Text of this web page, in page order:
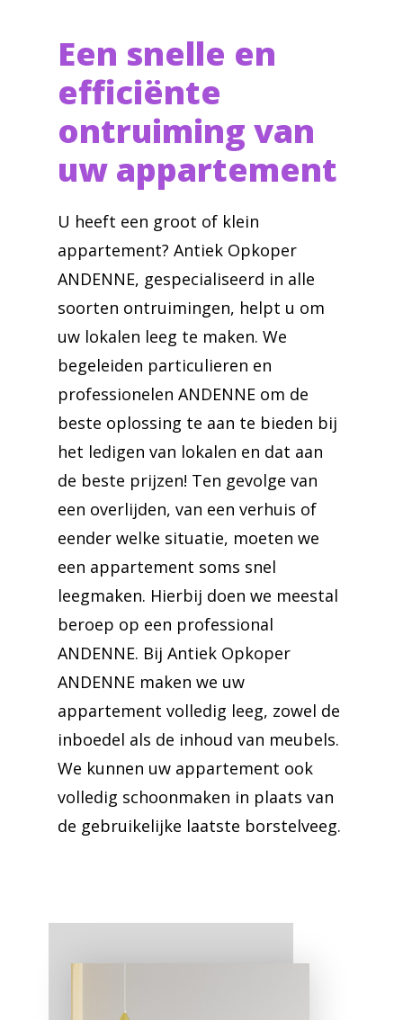
Een snelle en
efficiënte
ontruiming van
uw appartement
U heeft een groot of klein
appartement? Antiek Opkoper
ANDENNE, gespecialiseerd in alle
soorten ontruimingen, helpt u om
uw lokalen leeg te maken. We
begeleiden particulieren en
professionelen ANDENNE om de
beste oplossing te aan te bieden bij
het ledigen van lokalen en dat aan
de beste prijzen! Ten gevolge van
een overlijden, van een verhuis of
eender welke situatie, moeten we
een appartement soms snel
leegmaken. Hierbij doen we meestal
beroep op een professional
ANDENNE. Bij Antiek Opkoper
ANDENNE maken we uw
appartement volledig leeg, zowel de
inboedel als de inhoud van meubels.
We kunnen uw appartement ook
volledig schoonmaken in plaats van
de gebruikelijke laatste borstelveeg.